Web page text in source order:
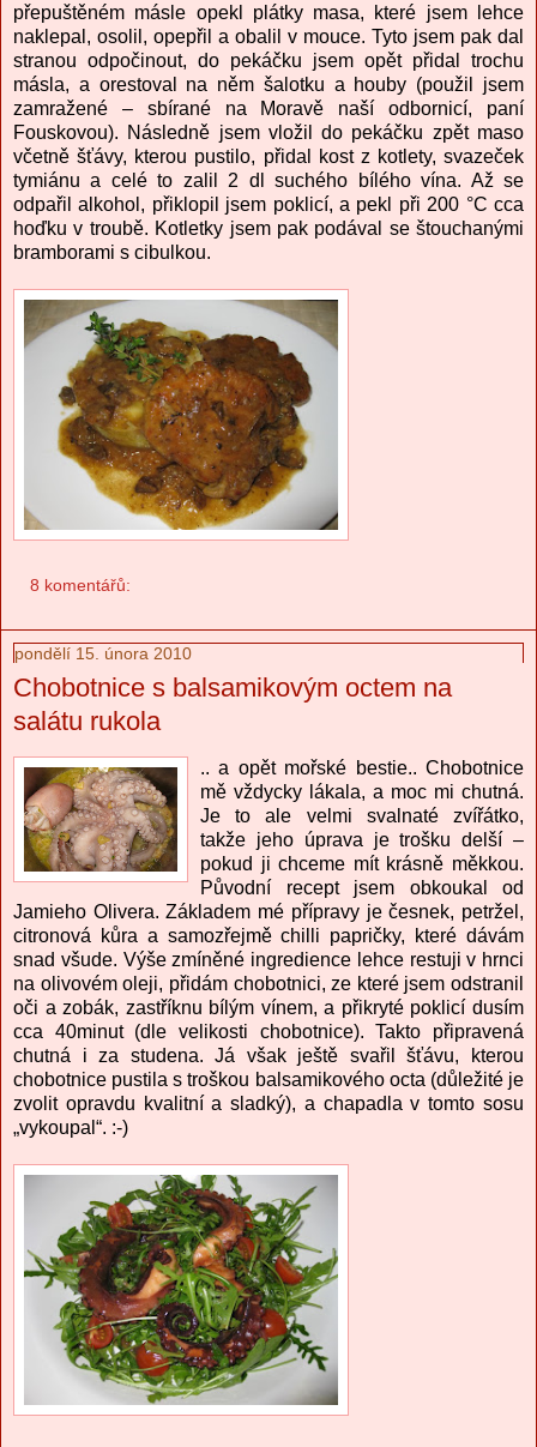
přepuštěném másle opekl plátky masa, které jsem lehce
naklepal, osolil, opepřil a obalil v mouce. Tyto jsem pak dal
stranou odpočinout, do pekáčku jsem opět přidal trochu
másla, a orestoval na něm šalotku a houby (použil jsem
zamražené – sbírané na Moravě naší odbornicí, paní
Fouskovou). Následně jsem vložil do pekáčku zpět maso
včetně šťávy, kterou pustilo, přidal kost z kotlety, svazeček
tymiánu a celé to zalil 2 dl suchého bílého vína. Až se
odpařil alkohol, přiklopil jsem poklicí, a pekl při 200 °C cca
hoďku v troubě. Kotletky jsem pak podával se štouchanými
bramborami s cibulkou.
8 komentářů:
pondělí 15. února 2010
Chobotnice s balsamikovým octem na
salátu rukola
.. a opět mořské bestie.. Chobotnice
mě vždycky lákala, a moc mi chutná.
Je to ale velmi svalnaté zvířátko,
takže jeho úprava je trošku delší –
pokud ji chceme mít krásně měkkou.
Původní recept jsem obkoukal od
Jamieho Olivera. Základem mé přípravy je česnek, petržel,
citronová kůra a samozřejmě chilli papričky, které dávám
snad všude. Výše zmíněné ingredience lehce restuji v hrnci
na olivovém oleji, přidám chobotnici, ze které jsem odstranil
oči a zobák, zastříknu bílým vínem, a přikryté poklicí dusím
cca 40minut (dle velikosti chobotnice). Takto připravená
chutná i za studena. Já však ještě svařil šťávu, kterou
chobotnice pustila s troškou balsamikového octa (důležité je
zvolit opravdu kvalitní a sladký), a chapadla v tomto sosu
„vykoupal“. :-)